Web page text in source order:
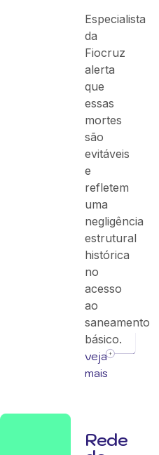
Especialista
da
Fiocruz
alerta
que
essas
mortes
são
evitáveis
e
refletem
uma
negligência
estrutural
histórica
no
acesso
ao
saneamento
básico.
veja
mais
Rede